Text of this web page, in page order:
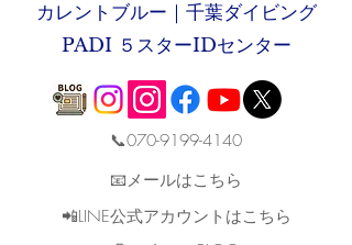
カレントブルー｜千葉ダイビング
PADI ５スターIDセンター
📞070-9199-4140
📧メールはこちら
📲LINE公式アカウントはこちら